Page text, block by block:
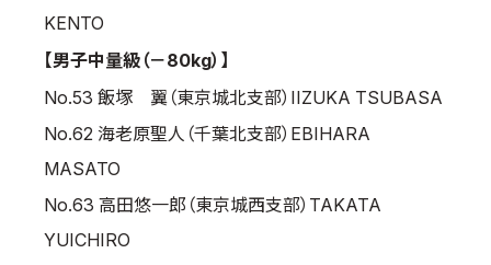
KENTO
【男子中量級（－80kg）】
No.53 飯塚 翼（東京城北支部）IIZUKA TSUBASA
No.62 海老原聖人（千葉北支部）EBIHARA
MASATO
No.63 高田悠一郎（東京城西支部）TAKATA
YUICHIRO